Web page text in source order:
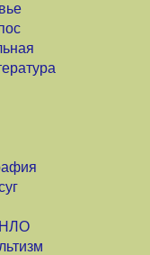
НЛО